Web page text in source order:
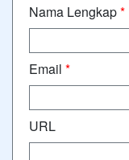
Nama Lengkap*
Email *
URL